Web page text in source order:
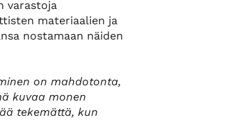
varastoja
materiaalien ja
nostamaan näiden
on mahdotonta,
kuvaa monen
tekemättä, kun